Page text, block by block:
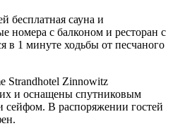
бесплатная сауна и
номера с балконом и ресторан с
в 1 минуте ходьбы от песчаного
Strandhotel Zinnowitz
и оснащены спутниковым
сейфом. В распоряжении гостей